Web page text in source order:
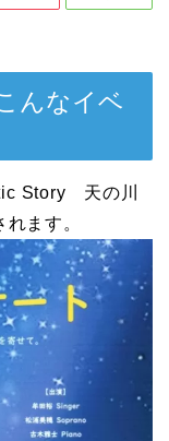
んなイベ
Story 天の川
ます。